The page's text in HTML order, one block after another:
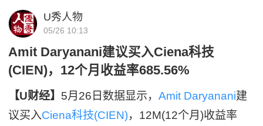
U秀人物
05/26 10:13
Amit Daryanani建议买入Ciena科技
(CIEN)，12个月收益率685.56%
【U财经】 5月26日数据显示，Amit Daryanani建
议买入Ciena科技(CIEN)，12M(12个月)收益率